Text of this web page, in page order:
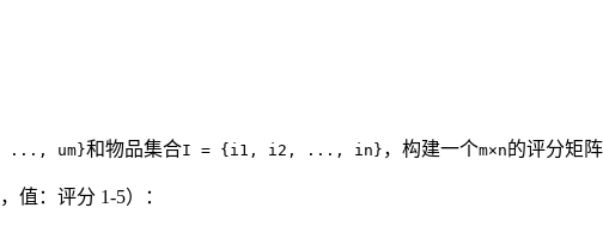
..., um}和物品集合I = {i1, i2, ..., in} ，构建一个m×n的评分矩阵
值：评分 1-5）：